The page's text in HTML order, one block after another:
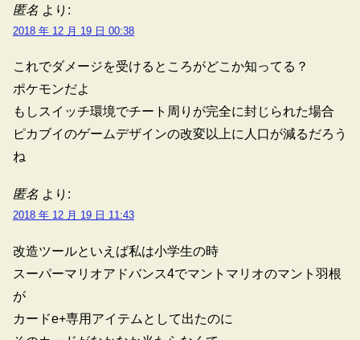
匿名 より:
2018 年 12 月 19 日 00:38
これでダメージを受けるところがどこか知ってる？
ポケモンだよ
もしスイッチ環境でチート周りが完全に封じられた場合
ピカブイのゲームデザインの改変以上に人口が減るだろう
ね
匿名 より:
2018 年 12 月 19 日 11:43
改造ツールといえば私は小学生の時
スーパーマリオアドバンス4でマントマリオのマント羽根
が
カードe+専用アイテムとして出たのに